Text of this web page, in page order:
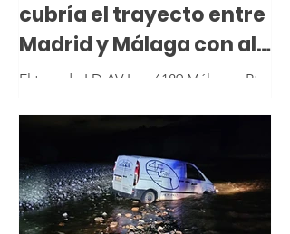
cubría el trayecto entre
Madrid y Málaga con al
menos 21 muertos
El tren de LD AV Iryo 6189 Málaga - Pta